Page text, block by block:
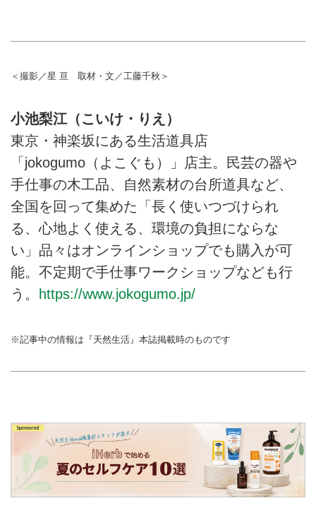
＜撮影／星 亘 取材・文／工藤千秋＞
小池梨江（こいけ・りえ）
東京・神楽坂にある生活道具店
「jokogumo（よこぐも）」店主。民芸の器や
手仕事の木工品、自然素材の台所道具など、
全国を回って集めた「長く使いつづけられ
る、心地よく使える、環境の負担にならな
い」品々はオンラインショップでも購入が可
能。不定期で手仕事ワークショップなども行
う。
https://www.jokogumo.jp/
※記事中の情報は『天然生活』本誌掲載時のものです